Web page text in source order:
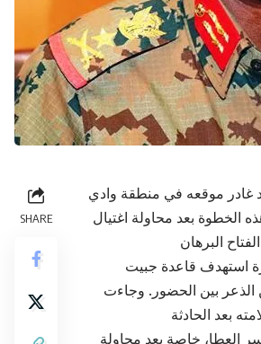
SHARE
غادر موقعه في منطقة وادي
الخطوة بعد محاولة اغتيال
استهدف قاعدة جبيت
بين الحضور. وجاءت
العطا، خاصة بعد محاولة